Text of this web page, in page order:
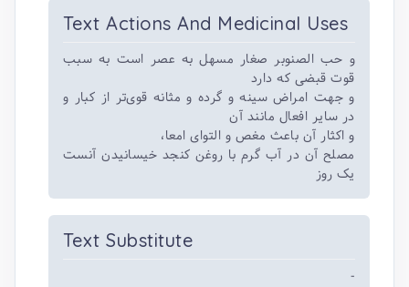
Text Actions And Medicinal Uses
و حب الصنوبر صغار مسهل به عصر است به سبب
قوت قبضی که دارد
و جهت امراض سینه و گرده و مثانه قوی‌تر از کبار و
در سایر افعال مانند آن
و اکثار آن باعث مغص و التوای امعا،
مصلح آن در آب گرم با روغن کنجد خیسانیدن آنست
یک روز
Text Substitute
-